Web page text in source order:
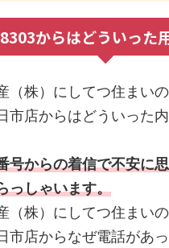
からはどういった
（株）にしてつ住まい
市店からはどういった
号からの着信で不安に
っしゃいます。
（株）にしてつ住まい
市店からなぜ電話があ